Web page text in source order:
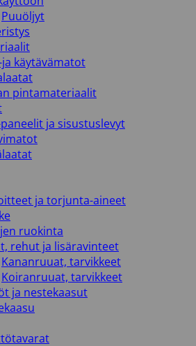
Puuöljyt
käytävämatot
pintamateriaalit
paneelit ja sisustuslevyt
ja torjunta-aineet
ruokinta
rehut ja lisäravinteet
Kananruuat, tarvikkeet
Koiranruuat, tarvikkeet
ja nestekaasut